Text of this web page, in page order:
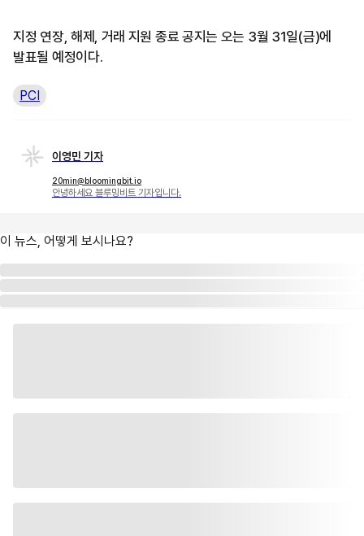
지정 연장, 해제, 거래 지원 종료 공지는 오는 3월 31일(금)에
발표될 예정이다.
PCI
이영민 기자
20min@bloomingbit.io
안녕하세요 블루밍비트 기자입니다.
이 뉴스, 어떻게 보시나요?